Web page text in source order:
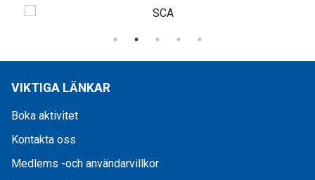
VIKTIGA LÄNKAR
Boka aktivitet
Kontakta oss
Medlems -och användarvillkor